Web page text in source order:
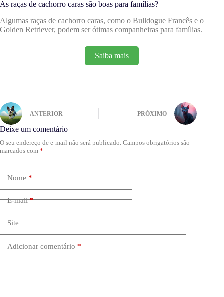
As raças de cachorro caras são boas para famílias?
Algumas raças de cachorro caras, como o Bulldogue Francês e o
Golden Retriever, podem ser ótimas companheiras para famílias.
Saiba mais
ANTERIOR PRÓXIMO
Deixe um comentário
O seu endereço de e-mail não será publicado. Campos obrigatórios são
marcados com *
Nome*
E-mail*
Site
Adicionar comentário *